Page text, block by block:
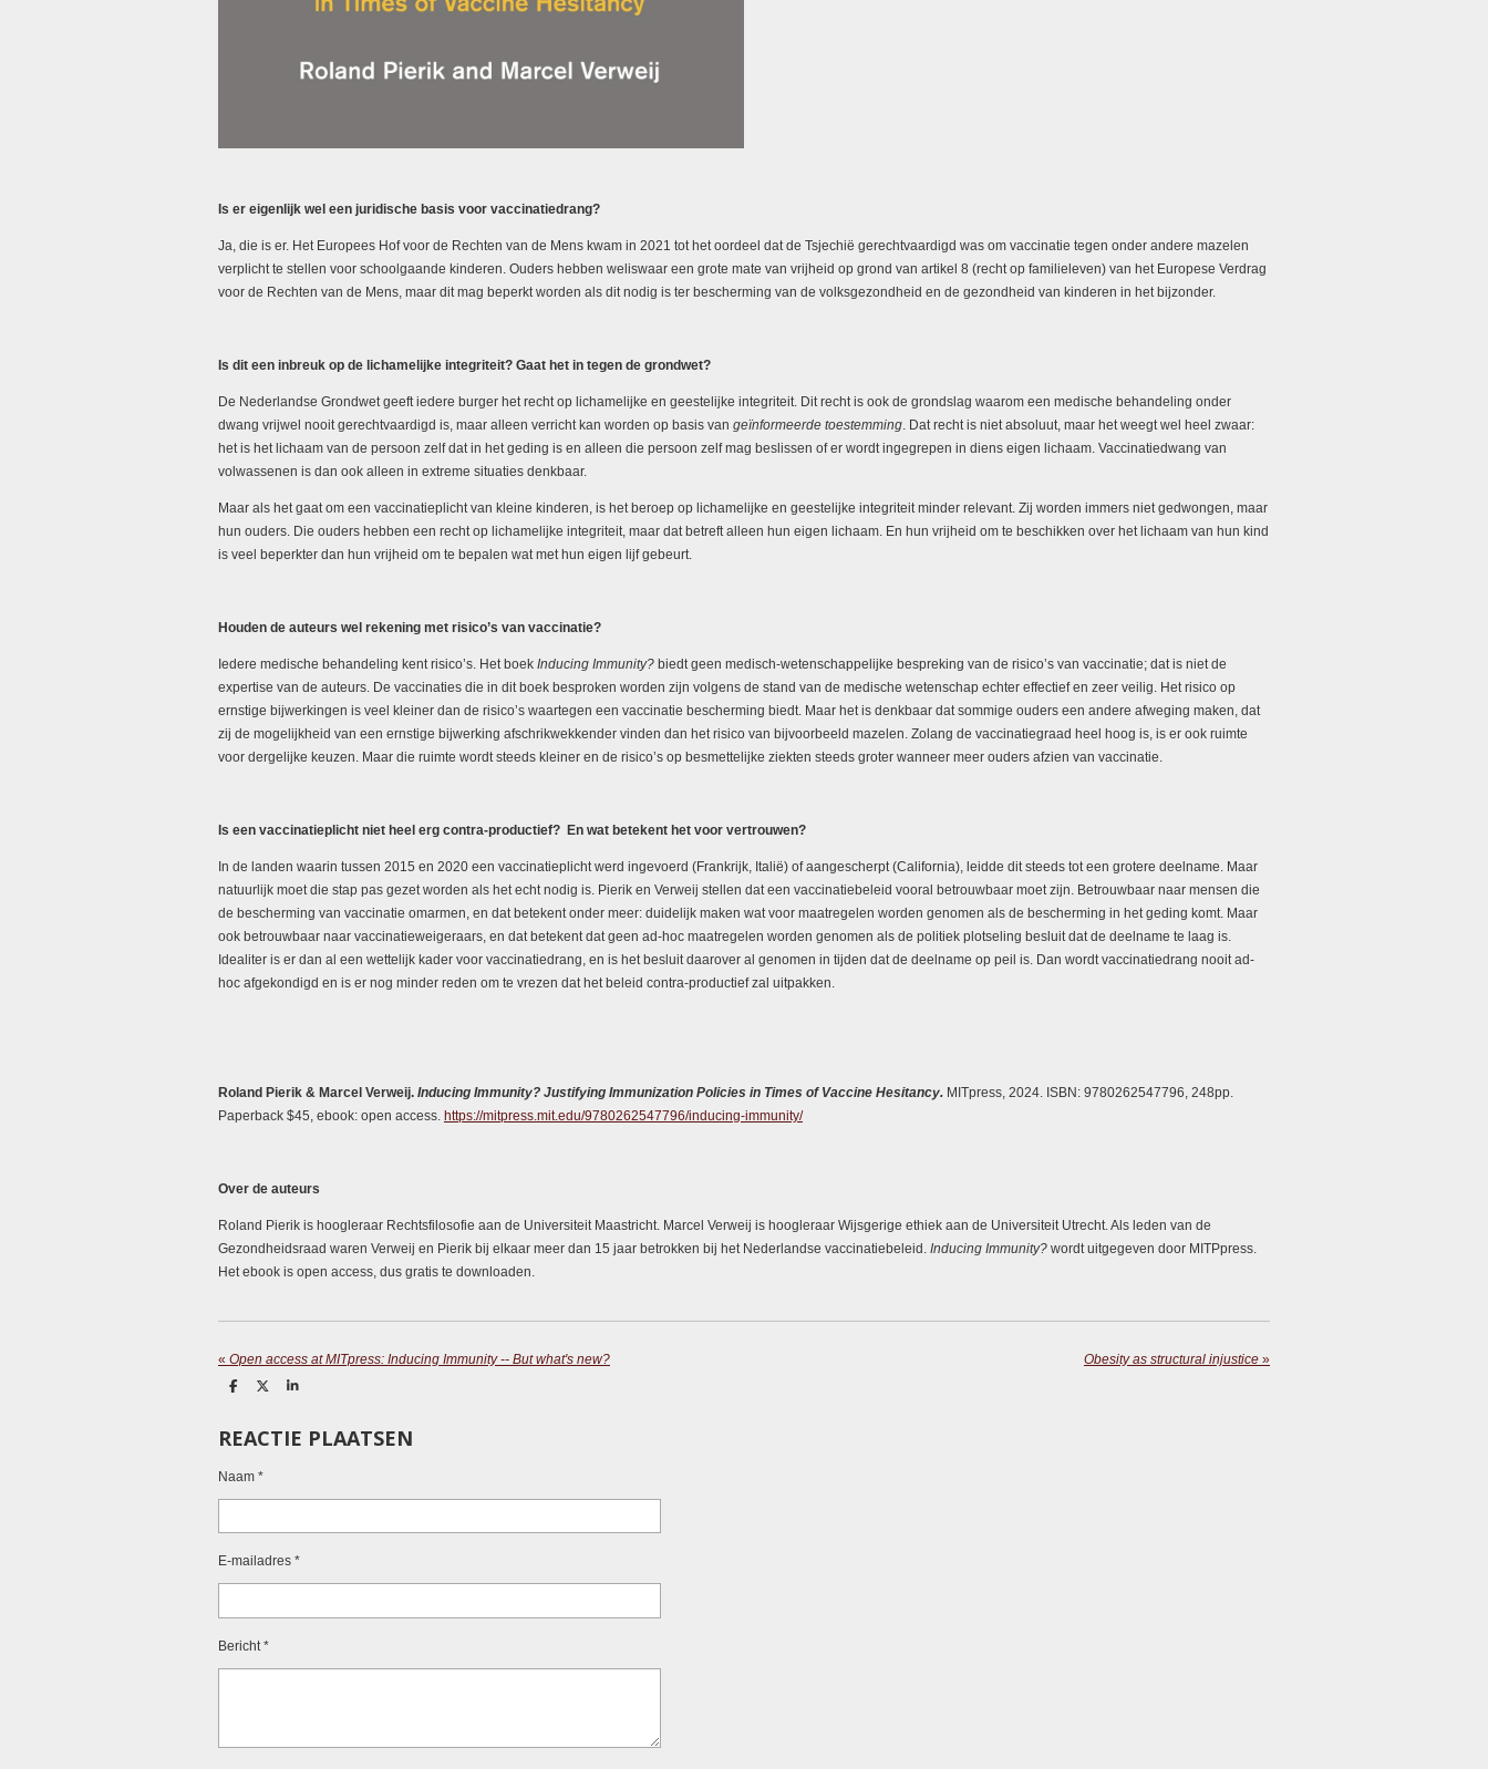
Is er eigenlijk wel een juridische basis voor vaccinatiedrang?
Ja, die is er. Het Europees Hof voor de Rechten van de Mens kwam in 2021 tot het oordeel dat de Tsjechië gerechtvaardigd was om vaccinatie tegen onder andere mazelen
verplicht te stellen voor schoolgaande kinderen. Ouders hebben weliswaar een grote mate van vrijheid op grond van artikel 8 (recht op familieleven) van het Europese Verdrag
voor de Rechten van de Mens, maar dit mag beperkt worden als dit nodig is ter bescherming van de volksgezondheid en de gezondheid van kinderen in het bijzonder.
Is dit een inbreuk op de lichamelijke integriteit? Gaat het in tegen de grondwet?
De Nederlandse Grondwet geeft iedere burger het recht op lichamelijke en geestelijke integriteit. Dit recht is ook de grondslag waarom een medische behandeling onder
dwang vrijwel nooit gerechtvaardigd is, maar alleen verricht kan worden op basis van geïnformeerde toestemming . Dat recht is niet absoluut, maar het weegt wel heel zwaar:
het is het lichaam van de persoon zelf dat in het geding is en alleen die persoon zelf mag beslissen of er wordt ingegrepen in diens eigen lichaam. Vaccinatiedwang van
volwassenen is dan ook alleen in extreme situaties denkbaar.
Maar als het gaat om een vaccinatieplicht van kleine kinderen, is het beroep op lichamelijke en geestelijke integriteit minder relevant. Zij worden immers niet gedwongen, maar
hun ouders. Die ouders hebben een recht op lichamelijke integriteit, maar dat betreft alleen hun eigen lichaam. En hun vrijheid om te beschikken over het lichaam van hun kind
is veel beperkter dan hun vrijheid om te bepalen wat met hun eigen lijf gebeurt.
Houden de auteurs wel rekening met risico’s van vaccinatie?
Iedere medische behandeling kent risico’s. Het boek Inducing Immunity? biedt geen medisch-wetenschappelijke bespreking van de risico’s van vaccinatie; dat is niet de
expertise van de auteurs. De vaccinaties die in dit boek besproken worden zijn volgens de stand van de medische wetenschap echter effectief en zeer veilig. Het risico op
ernstige bijwerkingen is veel kleiner dan de risico’s waartegen een vaccinatie bescherming biedt. Maar het is denkbaar dat sommige ouders een andere afweging maken, dat
zij de mogelijkheid van een ernstige bijwerking afschrikwekkender vinden dan het risico van bijvoorbeeld mazelen. Zolang de vaccinatiegraad heel hoog is, is er ook ruimte
voor dergelijke keuzen. Maar die ruimte wordt steeds kleiner en de risico’s op besmettelijke ziekten steeds groter wanneer meer ouders afzien van vaccinatie.
Is een vaccinatieplicht niet heel erg contra-productief? En wat betekent het voor vertrouwen?
In de landen waarin tussen 2015 en 2020 een vaccinatieplicht werd ingevoerd (Frankrijk, Italië) of aangescherpt (California), leidde dit steeds tot een grotere deelname. Maar
natuurlijk moet die stap pas gezet worden als het echt nodig is. Pierik en Verweij stellen dat een vaccinatiebeleid vooral betrouwbaar moet zijn. Betrouwbaar naar mensen die
de bescherming van vaccinatie omarmen, en dat betekent onder meer: duidelijk maken wat voor maatregelen worden genomen als de bescherming in het geding komt. Maar
ook betrouwbaar naar vaccinatieweigeraars, en dat betekent dat geen ad-hoc maatregelen worden genomen als de politiek plotseling besluit dat de deelname te laag is.
Idealiter is er dan al een wettelijk kader voor vaccinatiedrang, en is het besluit daarover al genomen in tijden dat de deelname op peil is. Dan wordt vaccinatiedrang nooit ad-
hoc afgekondigd en is er nog minder reden om te vrezen dat het beleid contra-productief zal uitpakken.
Roland Pierik & Marcel Verweij. Inducing Immunity? Justifying Immunization Policies in Times of Vaccine Hesitancy. MITpress, 2024. ISBN: 9780262547796, 248pp.
Paperback $45, ebook: open access. https://mitpress.mit.edu/9780262547796/inducing-immunity/
Over de auteurs
Roland Pierik is hoogleraar Rechtsfilosofie aan de Universiteit Maastricht. Marcel Verweij is hoogleraar Wijsgerige ethiek aan de Universiteit Utrecht. Als leden van de
Gezondheidsraad waren Verweij en Pierik bij elkaar meer dan 15 jaar betrokken bij het Nederlandse vaccinatiebeleid. Inducing Immunity? wordt uitgegeven door MITPpress.
Het ebook is open access, dus gratis te downloaden.
« Open access at MITpress: Inducing Immunity -- But what's new? Obesity as structural injustice »
D
e
n
D
l
S
r
e
REACTIE PLAATSEN
Naam *
E-mailadres *
Bericht *